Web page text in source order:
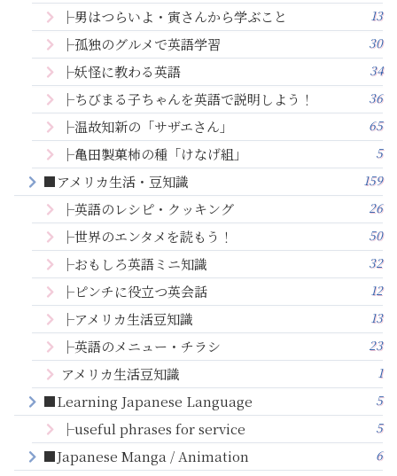
├男はつらいよ・寅さんから学ぶこと 13
├孤独のグルメで英語学習 30
├妖怪に教わる英語 34
├ちびまる子ちゃんを英語で説明しよう！ 36
├温故知新の「サザエさん」 65
├亀田製菓柿の種「けなげ組」 5
■アメリカ生活・豆知識 159
├英語のレシピ・クッキング 26
├世界のエンタメを読もう！ 50
├おもしろ英語ミニ知識 32
├ピンチに役立つ英会話 12
├アメリカ生活豆知識 13
├英語のメニュー・チラシ 23
アメリカ生活豆知識 1
■Learning Japanese Language 5
├useful phrases for service 5
■Japanese Manga / Animation 6